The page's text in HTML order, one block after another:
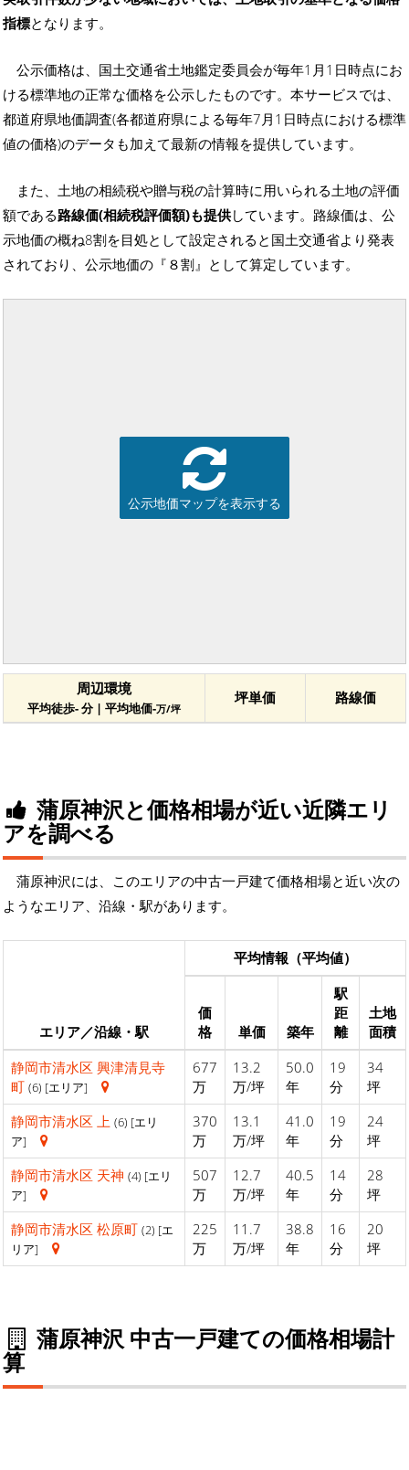
指標となります。
公示価格は、国土交通省土地鑑定委員会が毎年1月1日時点にお
ける標準地の正常な価格を公示したものです。本サービスでは、
都道府県地価調査(各都道府県による毎年7月1日時点における標準
値の価格)のデータも加えて最新の情報を提供しています。
また、土地の相続税や贈与税の計算時に用いられる土地の評価
額である路線価(相続税評価額)も提供しています。路線価は、公
示地価の概ね8割を目処として設定されると国土交通省より発表
されており、公示地価の『８割』として算定しています。
公示地価マップを表示する
周辺環境
平均徒歩- 分 | 平均地価-万/坪
坪単価 路線価
蒲原神沢と価格相場が近い近隣エリ
アを調べる
蒲原神沢には、このエリアの中古一戸建て価格相場と近い次の
ようなエリア、沿線・駅があります。
エリア／沿線・駅
平均情報（平均値）
価
格
単価 築年
駅
距
離
土地
面積
静岡市清水区 興津清見寺
町 (6) [エリア]
677
万
13.2
万/坪
50.0
年
19
分
34
坪
静岡市清水区 上 (6) [エリ
ア]
370
万
13.1
万/坪
41.0
年
19
分
24
坪
静岡市清水区 天神 (4) [エリ
ア]
507
万
12.7
万/坪
40.5
年
14
分
28
坪
静岡市清水区 松原町 (2) [エ
リア]
225
万
11.7
万/坪
38.8
年
16
分
20
坪
蒲原神沢 中古一戸建ての価格相場計
算